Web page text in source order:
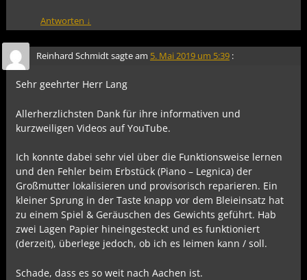
Antworten ↓
Reinhard Schmidtsagte am 5. Mai 2019 um 5:39 :
Sehr geehrter Herr Lang
Allerherzlichsten Dank für ihre informativen und
kurzweiligen Videos auf YouTube.
Ich konnte dabei sehr viel über die Funktionsweise lernen
und den Fehler beim Erbstück (Piano – Legnica) der
Großmutter lokalisieren und provisorisch reparieren. Ein
kleiner Sprung in der Taste knapp vor dem Bleieinsatz hat
zu einem Spiel & Geräuschen des Gewichts geführt. Hab
zwei Lagen Papier hineingesteckt und es funktioniert
(derzeit), überlege jedoch, ob ich es leimen kann / soll.
Schade, dass es so weit nach Aachen ist.